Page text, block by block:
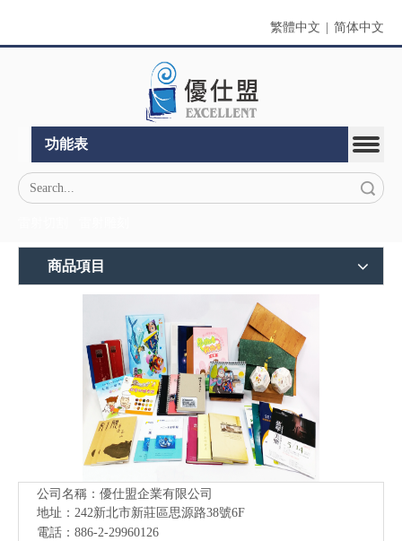
繁體中文 简体中文
功能表
商品項目
公司名稱：優仕盟企業有限公司
地址：242新北市新莊區思源路38號6F
電話：886-2-29960126